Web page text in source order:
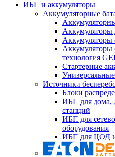
ИБП и аккумуляторы
Аккумуляторные
Аккумуляторы
Аккумуляторы
Аккумуляторы
технология
Стартерные
Источники
Блоки
ИБП для дома,
станций
ИБП для
оборудования
ИБП для ЦОД и